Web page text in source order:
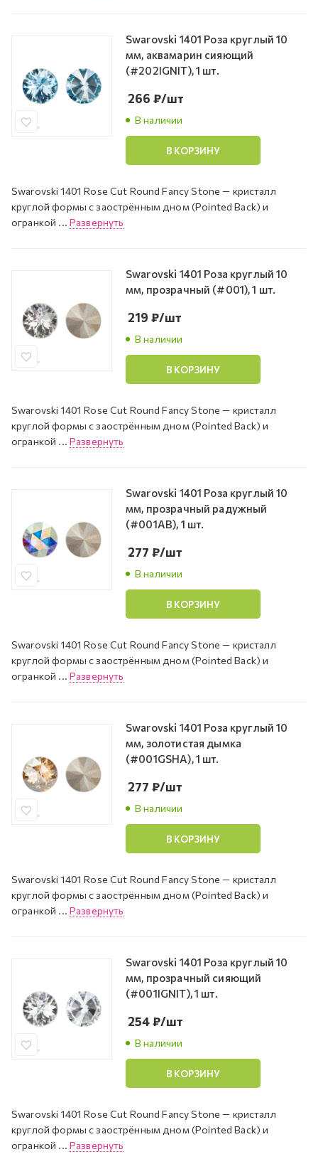
Swarovski 1401 Роза круглый 10
мм, аквамарин сияющий
(#202IGNIT), 1 шт.
В наличии
266 ₽/шт
В КОРЗИНУ
Swarovski 1401 Rose Cut Round Fancy Stone — кристалл
круглой формы с заострённым дном (Pointed Back) и
огранкой ... Развернуть
Swarovski 1401 Роза круглый 10
мм, прозрачный (#001), 1 шт.
В наличии
219 ₽/шт
В КОРЗИНУ
Swarovski 1401 Rose Cut Round Fancy Stone — кристалл
круглой формы с заострённым дном (Pointed Back) и
огранкой ... Развернуть
Swarovski 1401 Роза круглый 10
мм, прозрачный радужный
(#001AB), 1 шт.
В наличии
277 ₽/шт
В КОРЗИНУ
Swarovski 1401 Rose Cut Round Fancy Stone — кристалл
круглой формы с заострённым дном (Pointed Back) и
огранкой ... Развернуть
Swarovski 1401 Роза круглый 10
мм, золотистая дымка
(#001GSHA), 1 шт.
В наличии
277 ₽/шт
В КОРЗИНУ
Swarovski 1401 Rose Cut Round Fancy Stone — кристалл
круглой формы с заострённым дном (Pointed Back) и
огранкой ... Развернуть
Swarovski 1401 Роза круглый 10
мм, прозрачный сияющий
(#001IGNIT), 1 шт.
В наличии
254₽/шт
В КОРЗИНУ
Swarovski 1401 Rose Cut Round Fancy Stone — кристалл
круглой формы с заострённым дном (Pointed Back) и
огранкой ... Развернуть